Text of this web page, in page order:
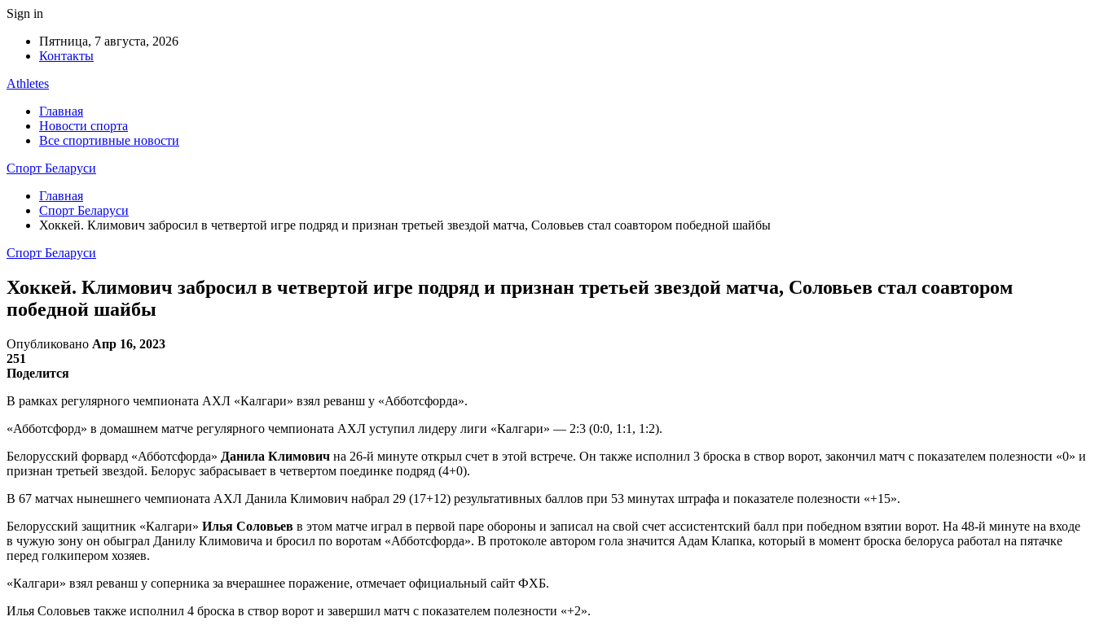
Sign in
Пятница, 7 августа, 2026
Контакты
Athletes
Главная
Новости спорта
Все спортивные новости
Спорт Беларуси
Главная
Спорт Беларуси
Хоккей. Климович забросил в четвертой игре подряд и признан третьей звездой матча, Соловьев стал соавтором победной шайбы
Спорт Беларуси
Хоккей. Климович забросил в четвертой игре подряд и признан третьей звездой матча, Соловьев стал соавтором
победной шайбы
Опубликовано Апр 16, 2023
251
Поделится
В рамках регулярного чемпионата АХЛ «Калгари» взял реванш у «Абботсфорда».
«Абботсфорд» в домашнем матче регулярного чемпионата АХЛ уступил лидеру лиги «Калгари» — 2:3 (0:0, 1:1, 1:2).
Белорусский форвард «Абботсфорда» Данила Климович на 26-й минуте открыл счет в этой встрече. Он также исполнил 3 броска в створ ворот, закончил матч с показателем полезности «0» и
признан третьей звездой. Белорус забрасывает в четвертом поединке подряд (4+0).
В 67 матчах нынешнего чемпионата АХЛ Данила Климович набрал 29 (17+12) результативных баллов при 53 минутах штрафа и показателе полезности «+15».
Белорусский защитник «Калгари» Илья Соловьев в этом матче играл в первой паре обороны и записал на свой счет ассистентский балл при победном взятии ворот. На 48-й минуте на входе
в чужую зону он обыграл Данилу Климовича и бросил по воротам «Абботсфорда». В протоколе автором гола значится Адам Клапка, который в момент броска белоруса работал на пятачке
перед голкипером хозяев.
«Калгари» взял реванш у соперника за вчерашнее поражение, отмечает официальный сайт ФХБ.
Илья Соловьев также исполнил 4 броска в створ ворот и завершил матч с показателем полезности «+2».